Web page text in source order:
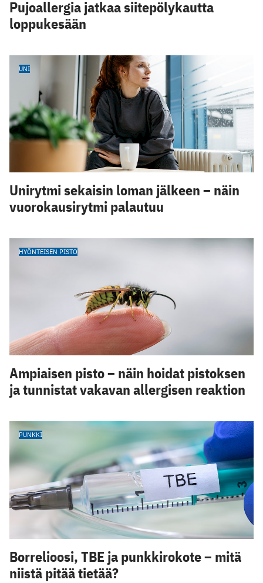
Pujoallergia jatkaa siitepölykautta
loppukesään
UNI
Unirytmi sekaisin loman jälkeen – näin
vuorokausirytmi palautuu
HYÖNTEISEN PISTO
Ampiaisen pisto – näin hoidat pistoksen
ja tunnistat vakavan allergisen reaktion
PUNKKI
Borrelioosi, TBE ja punkkirokote – mitä
niistä pitää tietää?